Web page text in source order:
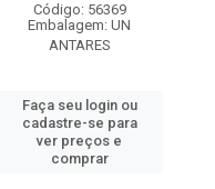
Código: 56369
Embalagem: UN
ANTARES
Faça seu login ou
cadastre-se para
ver preços e
comprar